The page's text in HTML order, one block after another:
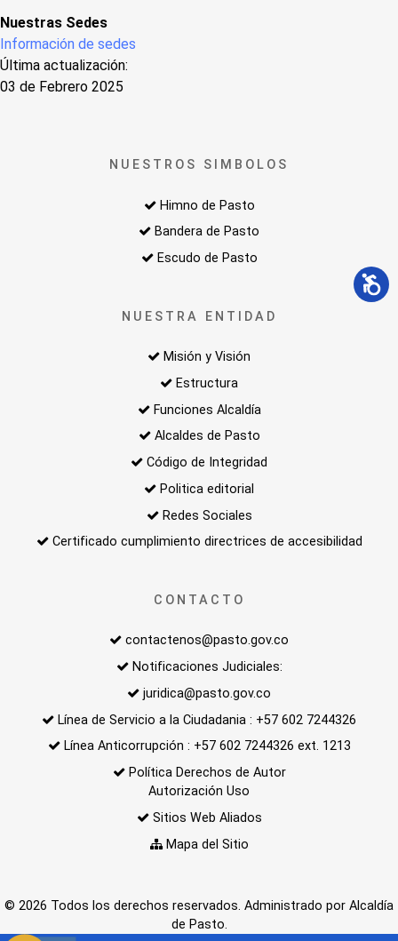
Nuestras Sedes
Información de sedes
Última actualización:
03 de Febrero 2025
NUESTROS SIMBOLOS
Himno de Pasto
Bandera de Pasto
Escudo de Pasto
NUESTRA ENTIDAD
Misión y Visión
Estructura
Funciones Alcaldía
Alcaldes de Pasto
Código de Integridad
Politica editorial
Redes Sociales
Certificado cumplimiento directrices de accesibilidad
CONTACTO
contactenos@pasto.gov.co
Notificaciones Judiciales:
juridica@pasto.gov.co
Línea de Servicio a la Ciudadania : +57 602 7244326
Línea Anticorrupción : +57 602 7244326 ext. 1213
Política Derechos de Autor
Autorización Uso
Sitios Web Aliados
Mapa del Sitio
© 2026 Todos los derechos reservados. Administrado por Alcaldía
de Pasto.